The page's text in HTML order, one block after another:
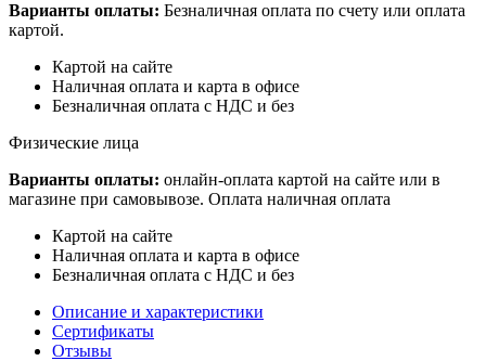
Варианты оплаты: Безналичная оплата по счету или оплата
картой.
Картой на сайте
Наличная оплата и карта в офисе
Безналичная оплата с НДС и без
Физические лица
Варианты оплаты: онлайн-оплата картой на сайте или в
магазине при самовывозе. Оплата наличная оплата
Картой на сайте
Наличная оплата и карта в офисе
Безналичная оплата с НДС и без
Описание и характеристики
Сертификаты
Отзывы